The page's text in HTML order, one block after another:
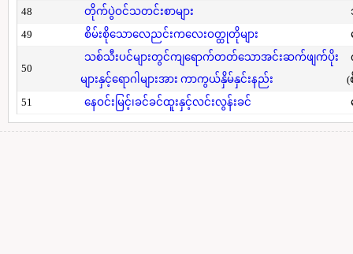
48 တိုက်ပွဲဝင်သတင်းစာများ
49
စိမ်းစိုသောလေညင်းကလေးဝတ္ထုတိုများ
50
သစ်သီးပင်များတွင်ကျရောက်တတ်သောအင်းဆက်ဖျက်ပိုး
များနှင့်ရောဂါများအား ကာကွယ်နှိမ်နှင်းနည်း
(
51
နေဝင်းမြင့်၊ခင်ခင်ထူးနှင့်လင်းလွန်းခင်